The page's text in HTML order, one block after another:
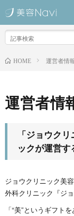
HOME 運営者情
運営者情
「ジョウク
ックが運営
ジョウクリニック美
外科クリニック『ジ
「“美”というギフト